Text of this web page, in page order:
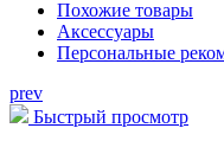
Похожие товары
Аксессуары
Персональные
prev
Быстрый просмотр